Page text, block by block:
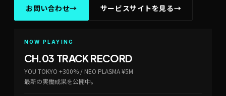
お問い合わせ→ サービスサイトを見る→
NOW PLAYING
CH.03 TRACK RECORD
YOU TOKYO +300% / NEO PLASMA ¥5M
最新の実働成果を公開中。